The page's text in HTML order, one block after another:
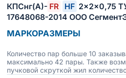
КПСнг(А)- FR HF 2×2×0,75
17648068-2014 ООО
МАРКОРАЗМЕРЫ
Количество пар больше 10
максимально 42 пары. Также
пучковой скруткой жил